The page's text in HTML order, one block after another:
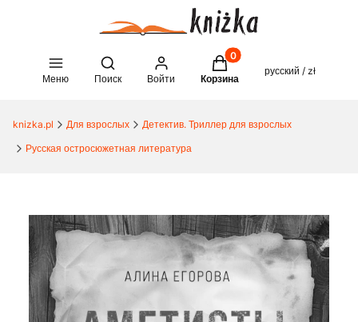
Меню
Open search engine
Поиск Войти
Товары в корзине: 0.
Корзина
русский / zł
knizka.pl Для взрослых
Детектив. Триллер для взрослых
Русская остросюжетная литература